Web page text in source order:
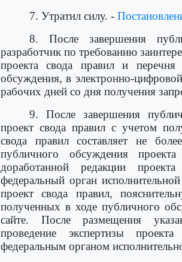
7. Утратил силу. -
8. После завершения
разработчик по требованию
проекта свода правил и
обсуждения, в электронно-
рабочих дней со дня получения
9. После завершения
проект свода правил с учетом
свода правил составляет не
публичного обсуждения
доработанной редакции
федеральный орган
проект свода правил,
полученных в ходе публичного
сайте. После размещения
проведение экспертизы
федеральным органом